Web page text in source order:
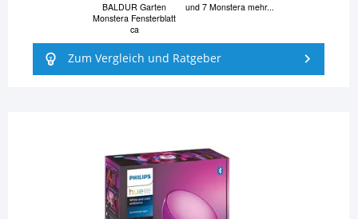
BALDUR Garten
Monstera Fensterblatt
ca
und 7 Monstera mehr...
Zum Vergleich und Ratgeber